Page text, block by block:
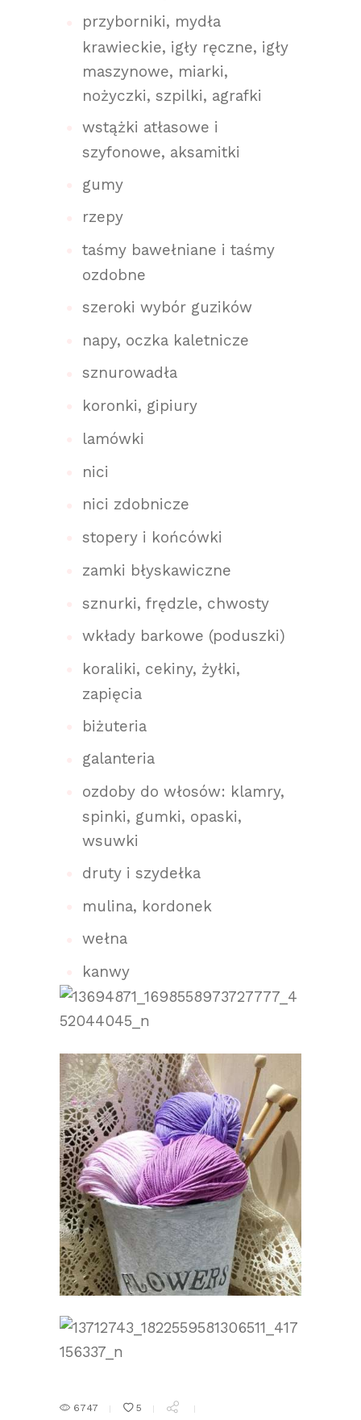
przyborniki, mydła
krawieckie, igły ręczne, igły
maszynowe, miarki,
nożyczki, szpilki, agrafki
wstążki atłasowe i
szyfonowe, aksamitki
gumy
rzepy
taśmy bawełniane i taśmy
ozdobne
szeroki wybór guzików
napy, oczka kaletnicze
sznurowadła
koronki, gipiury
lamówki
nici
nici zdobnicze
stopery i końcówki
zamki błyskawiczne
sznurki, frędzle, chwosty
wkłady barkowe (poduszki)
koraliki, cekiny, żyłki,
zapięcia
biżuteria
galanteria
ozdoby do włosów: klamry,
spinki, gumki, opaski,
wsuwki
druty i szydełka
mulina, kordonek
wełna
kanwy
6747 5